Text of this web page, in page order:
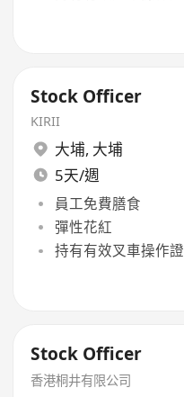
Stock Officer
KIRII
大埔, 大埔
5天/週
員工免費膳食
彈性花紅
持有有效叉車操作證
Stock Officer
香港桐井有限公司